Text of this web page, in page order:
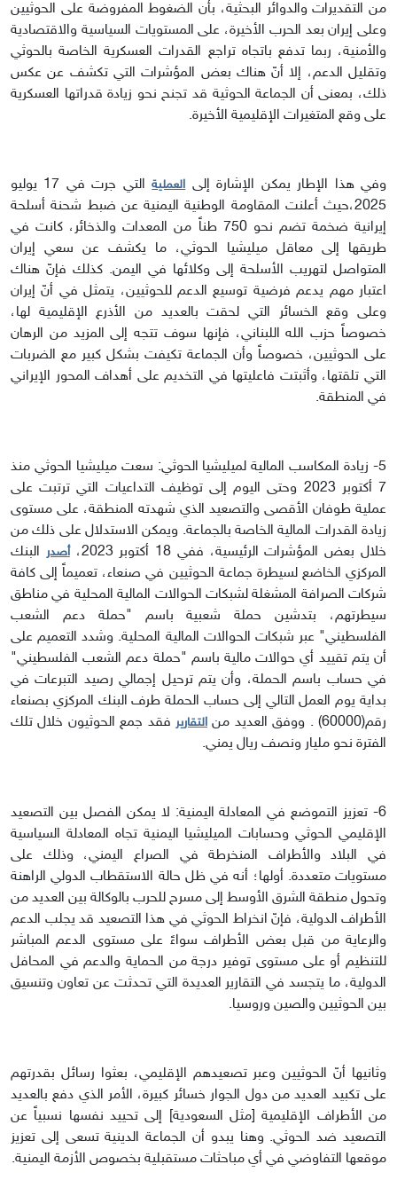
من التقديرات والدوائر البحثية، بأن الضغوط المفروضة على الحوثيين
وعلى إيران بعد الحرب الأخيرة، على المستويات السياسية والاقتصادية
والأمنية، ربما تدفع باتجاه تراجع القدرات العسكرية الخاصة بالحوثي
وتقليل الدعم، إلا أنّ هناك بعض المؤشرات التي تكشف عن عكس
ذلك، بمعنى أن الجماعة الحوثية قد تجنح نحو زيادة قدراتها العسكرية
على وقع المتغيرات الإقليمية الأخيرة.
وفي هذا الإطار يمكن الإشارة إلىالعملية
التي جرت في 17 يوليو
2025، حيث أعلنت المقاومة الوطنية اليمنية عن ضبط شحنة أسلحة
إيرانية ضخمة تضم نحو 750 طناً من المعدات والذخائر، كانت في
طريقها إلى معاقل ميليشيا الحوثي، ما يكشف عن سعي إيران
المتواصل لتهريب الأسلحة إلى وكلائها في اليمن. كذلك فإنّ هناك
اعتبار مهم يدعم فرضية توسيع الدعم للحوثيين، يتمثل في أنّ إيران
وعلى وقع الخسائر التي لحقت بالعديد من الأذرع الإقليمية لها،
خصوصاً حزب الله اللبناني، فإنها سوف تتجه إلى المزيد من الرهان
على الحوثيين، خصوصاً وأن الجماعة تكيفت بشكل كبير مع الضربات
التي تلقتها، وأثبتت فاعليتها في التخديم على أهداف المحور الإيراني
في المنطقة.
5- زيادة المكاسب المالية لميليشيا الحوثي:
سعت ميليشيا الحوثي منذ
7 أكتوبر 2023 وحتى اليوم إلى توظيف التداعيات التي ترتبت على
عملية طوفان الأقصى والتصعيد الذي شهدته المنطقة، على مستوى
زيادة القدرات المالية الخاصة بالجماعة. ويمكن الاستدلال على ذلك من
خلال بعض المؤشرات الرئيسية، ففي 18 أكتوبر 2023،
أصدر البنك
المركزي الخاضع لسيطرة جماعة الحوثيين في صنعاء، تعميماً إلى كافة
شركات الصرافة المشغلة لشبكات الحوالات المالية المحلية في مناطق
سيطرتهم، بتدشين حملة شعبية باسم "حملة دعم الشعب
الفلسطيني" عبر شبكات الحوالات المالية المحلية. وشدد التعميم على
أن يتم تقييد أي حوالات مالية باسم "حملة دعم الشعب الفلسطيني"
في حساب باسم الحملة، وأن يتم ترحيل إجمالي رصيد التبرعات في
بداية يوم العمل التالي إلى حساب الحملة طرف البنك المركزي بصنعاء
رقم(60000). ووفق العديد من التقارير فقد جمع الحوثيون خلال تلك
الفترة نحو مليار ونصف ريال يمني.
6- تعزيز التموضع في المعادلة اليمنية:
لا يمكن الفصل بين التصعيد
الإقليمي الحوثي وحسابات الميليشيا اليمنية تجاه المعادلة السياسية
في البلاد والأطراف المنخرطة في الصراع اليمني، وذلك على
مستويات متعددة. أولها؛ أنه في ظل حالة الاستقطاب الدولي الراهنة
وتحول منطقة الشرق الأوسط إلى مسرح للحرب بالوكالة بين العديد من
الأطراف الدولية، فإنّ انخراط الحوثي في هذا التصعيد قد يجلب الدعم
والرعاية من قبل بعض الأطراف سواءً على مستوى الدعم المباشر
للتنظيم أو على مستوى توفير درجة من الحماية والدعم في المحافل
الدولية، ما يتجسد في التقارير العديدة التي تحدثت عن تعاون وتنسيق
بين الحوثيين والصين وروسيا.
وثانيها أنّ الحوثيين وعبر تصعيدهم الإقليمي، بعثوا رسائل بقدرتهم
على تكبيد العديد من دول الجوار خسائر كبيرة، الأمر الذي دفع بالعديد
من الأطراف الإقليمية [مثل السعودية] إلى تحييد نفسها نسبياً عن
التصعيد ضد الحوثي. وهنا يبدو أن الجماعة الدينية تسعى إلى تعزيز
موقعها التفاوضي في أي مباحثات مستقبلية بخصوص الأزمة اليمنية.